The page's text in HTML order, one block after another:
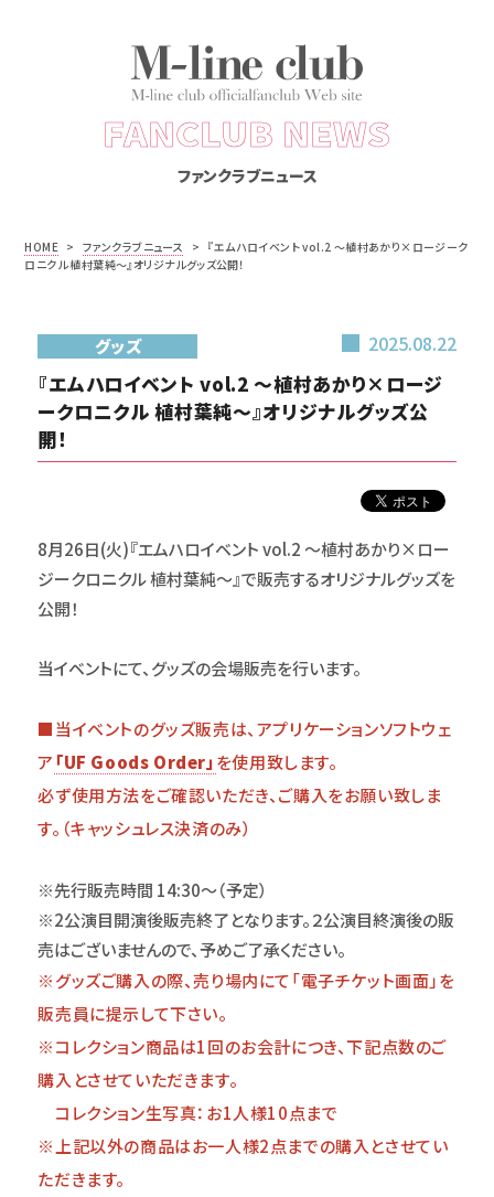
FANCLUB NEWS
ファンクラブニュース
HOME > ファンクラブニュース > 『エムハロイベント vol.2 ～植村あかり×ロージーク
ロニクル 植村葉純～』オリジナルグッズ公開！
グッズ 2025.08.22
『エムハロイベント vol.2 ～植村あかり×ロージ
ークロニクル 植村葉純～』オリジナルグッズ公
開！
8月26日(火)『エムハロイベント vol.2 ～植村あかり×ロー
ジークロニクル 植村葉純～』で販売するオリジナルグッズを
公開！
当イベントにて、グッズの会場販売を行います。
■当イベントのグッズ販売は、アプリケーションソフトウェ
ア「UF Goods Order」を使用致します。
必ず使用方法をご確認いただき、ご購入をお願い致しま
す。（キャッシュレス決済のみ）
※先行販売時間 14:30～（予定）
※2公演目開演後販売終了となります。２公演目終演後の販
売はございませんので、予めご了承ください。
※グッズご購入の際、売り場内にて「電子チケット画面」を
販売員に提示して下さい。
※コレクション商品は1回のお会計につき、下記点数のご
購入とさせていただきます。
コレクション生写真：お1人様10点まで
※上記以外の商品はお一人様2点までの購入とさせてい
ただきます。